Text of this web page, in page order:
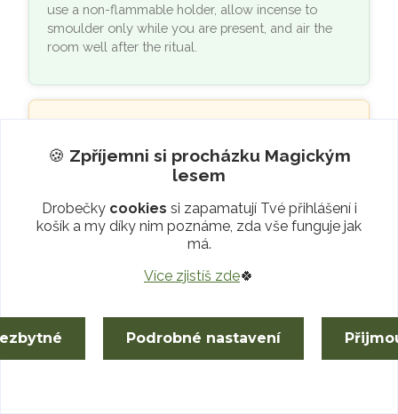
use a non-flammable holder, allow incense to
smoulder only while you are present, and air the
room well after the ritual.
🔍Would you like to know
more?
Do you haveany questions, or would you
like to clarify anything?
We welcome every question and
or chat with us viaWhatsAppor
Messenger . 😊
🍪 Zpříjemni si procházku Magickým
lesem
Drobečky cookies si zapamatují Tvé přihlášení i
košík a my díky nim poznáme, zda vše funguje jak
má.
Více zjistíš zde🍀
Podrobné nastavení